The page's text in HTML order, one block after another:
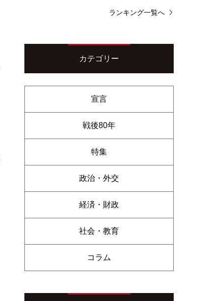
ランキング一覧へ
カテゴリー
宣言
戦後80年
特集
政治・外交
経済・財政
社会・教育
コラム